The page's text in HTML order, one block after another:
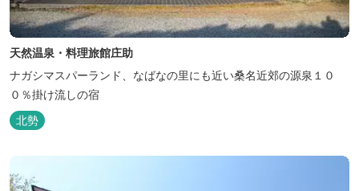
天然温泉・料理旅館庄助
ナガシマスパーランド、なばなの里にも近い桑名近郊の源泉１０
０％掛け流しの宿
北勢